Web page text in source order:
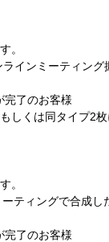
。
インミーティング
完了のお客様
しくは同タイプ2枚
。
ティングで合成
完了のお客様